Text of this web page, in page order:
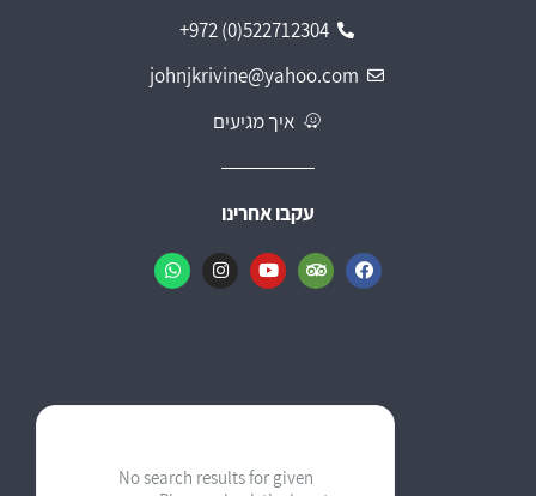
+972 (0)522712304
johnjkrivine@yahoo.com
איך מגיעים
עקבו אחרינו
No search results for given